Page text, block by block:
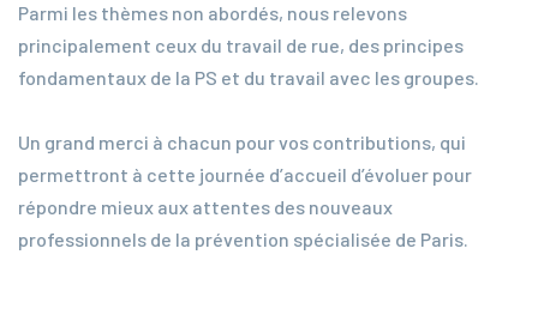
Parmi les thèmes non abordés, nous relevons
principalement ceux du travail de rue, des principes
fondamentaux de la PS et du travail avec les groupes.
Un grand merci à chacun pour vos contributions, qui
permettront à cette journée d’accueil d’évoluer pour
répondre mieux aux attentes des nouveaux
professionnels de la prévention spécialisée de Paris.